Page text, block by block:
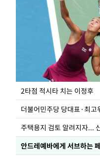
2타점 적시타 치는 이정후
안드레예바에게 서브하는